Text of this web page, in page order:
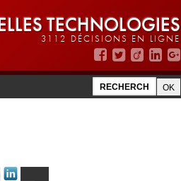
TECHNOLOGIES
3112 DÉCISIONS EN LIGNE